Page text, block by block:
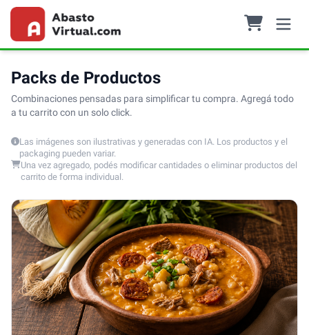
Packs de Productos
Combinaciones pensadas para simplificar tu compra. Agregá todo
a tu carrito con un solo click.
Las imágenes son ilustrativas y generadas con IA. Los productos y el
packaging pueden variar.
Una vez agregado, podés modificar cantidades o eliminar productos del
carrito de forma individual.